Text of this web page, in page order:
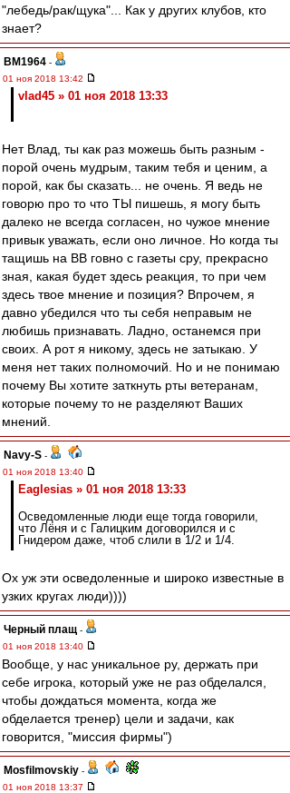
"лебедь/рак/щука"... Как у других клубов, кто
знает?
BM1964 -
01 ноя 2018 13:42
vlad45 » 01 ноя 2018 13:33
Нет Влад, ты как раз можешь быть разным -
порой очень мудрым, таким тебя и ценим, а
порой, как бы сказать... не очень. Я ведь не
говорю про то что ТЫ пишешь, я могу быть
далеко не всегда согласен, но чужое мнение
привык уважать, если оно личное. Но когда ты
тащишь на ВВ говно с газеты сру, прекрасно
зная, какая будет здесь реакция, то при чем
здесь твое мнение и позиция? Впрочем, я
давно убедился что ты себя неправым не
любишь признавать. Ладно, останемся при
своих. А рот я никому, здесь не затыкаю. У
меня нет таких полномочий. Но и не понимаю
почему Вы хотите заткнуть рты ветеранам,
которые почему то не разделяют Ваших
мнений.
Navy-S -
01 ноя 2018 13:40
Eaglesias » 01 ноя 2018 13:33
Осведомленные люди еще тогда говорили,
что Лёня и с Галицким договорился и с
Гнидером даже, чтоб слили в 1/2 и 1/4.
Ох уж эти осведоленные и широко известные в
узких кругах люди))))
Черный плащ -
01 ноя 2018 13:40
Вообще, у нас уникальное ру, держать при
себе игрока, который уже не раз обделался,
чтобы дождаться момента, когда же
обделается тренер) цели и задачи, как
говорится, "миссия фирмы")
Mosfilmovskiy -
01 ноя 2018 13:37